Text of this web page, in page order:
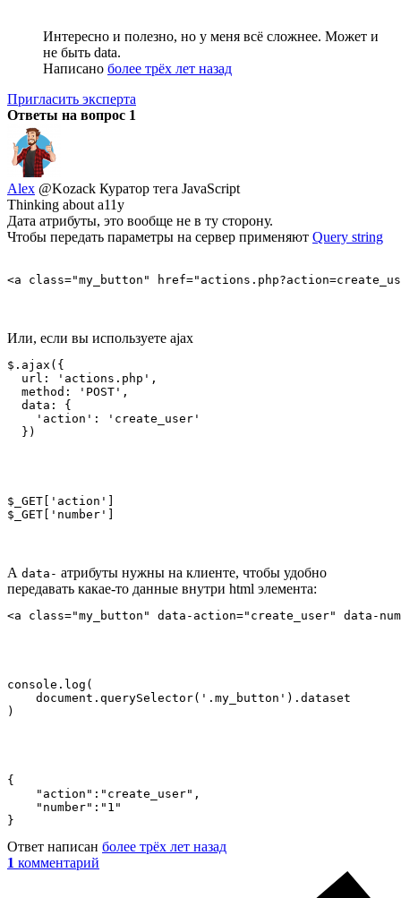
Интересно и полезно, но у меня всё сложнее. Может и
не быть data.
Написано более трёх лет назад
Пригласить эксперта
Ответы на вопрос 1
Alex @Kozack Куратор тега JavaScript
Thinking about a11y
Дата атрибуты, это вообще не в ту сторону.
Чтобы передать параметры на сервер применяют Query string
<a class="my_button"
Или, если вы используете ajax
$.ajax({
  url: 'actions.php',
  method: 'POST',
  data: {
    'action': 'create_user'
  })
$_GET['action']
$_GET['number']
А data- атрибуты нужны на клиенте, чтобы удобно
передавать какае-то данные внутри html элемента:
<a class="my_button" data-action="create_user" data-
console.log(
    document.querySelector('.my_button').dataset
)
{
    "action":"create_user",
    "number":"1"
}
Ответ написан более трёх лет назад
1 комментарий